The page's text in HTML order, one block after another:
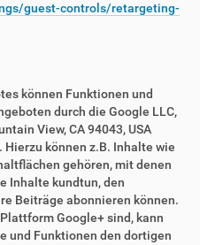
guest-controls/retargeting-
können Funktionen und
durch die Google LLC,
View, CA 94043, USA
Hierzu können z.B. Inhalte wie
gehören, mit denen
Inhalte kundtun, den
Beiträge abonnieren können.
Google+ sind, kann
und Funktionen den dortigen